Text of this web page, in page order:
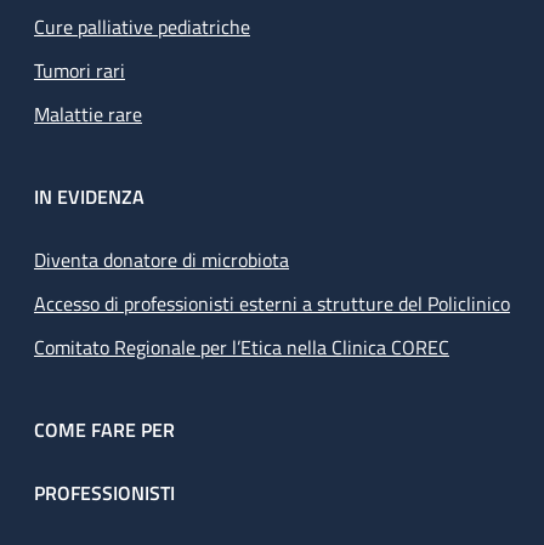
Cure palliative pediatriche
Tumori rari
Malattie rare
IN EVIDENZA
Diventa donatore di microbiota
Accesso di professionisti esterni a strutture del Policlinico
Comitato Regionale per l’Etica nella Clinica COREC
COME FARE PER
PROFESSIONISTI